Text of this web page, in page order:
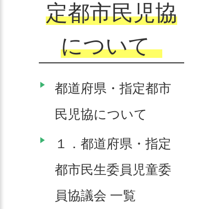
定都市民児協
について
都道府県・指定都市
民児協について
１．都道府県・指定
都市民生委員児童委
員協議会 一覧